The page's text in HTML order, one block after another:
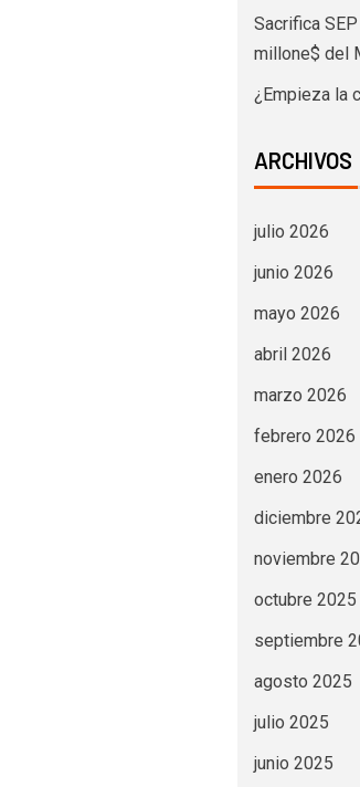
Sacrifica
millone$ del
¿Empieza la
ARCHIVOS
julio 2026
junio 2026
mayo 2026
abril 2026
marzo 2026
febrero 2026
enero 2026
diciembre
noviembre
octubre 2025
septiembre
agosto 2025
julio 2025
junio 2025